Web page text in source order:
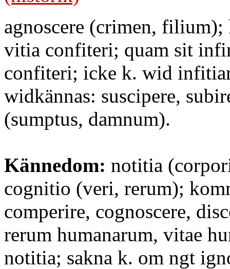
agnoscere (crimen,
vitia confiteri; quam sit
confiteri; icke k. wid
widkännas: suscipere,
(sumptus, damnum).
Kännedom: notitia
cognitio (veri, rerum);
comperire, cognoscere,
rerum humanarum, vitae
notitia; sakna k. om ngt